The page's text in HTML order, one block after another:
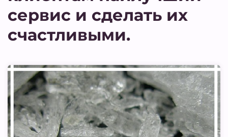
сервис и сделать их
счастливыми.